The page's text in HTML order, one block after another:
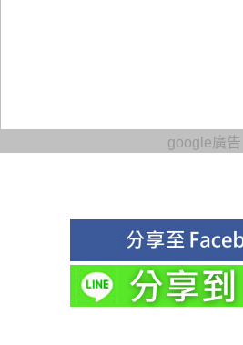
google廣告